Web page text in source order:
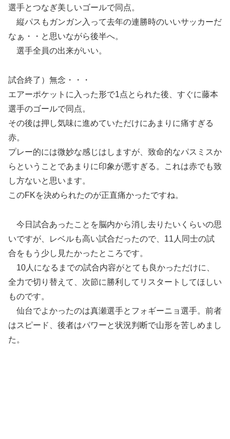
選手とつなぎ美しいゴールで同点。
縦パスもガンガン入って去年の連勝時のいいサッカーだ
なぁ・・と思いながら後半へ。
選手全員の出来がいい。
試合終了）無念・・・
エアーポケットに入った形で1点とられた後、すぐに藤本
選手のゴールで同点。
その後は押し気味に進めていただけにあまりに痛すぎる
赤。
プレー的には微妙な感じはしますが、致命的なパスミスか
らということであまりに印象が悪すぎる。これは赤でも致
し方ないと思います。
このFKを決められたのが正直痛かったですね。
今日試合あったことを脳内から消し去りたいくらいの思
いですが、レベルも高い試合だったので、11人同士の試
合をもう少し見たかったところです。
10人になるまでの試合内容がとても良かっただけに、
全力で切り替えて、次節に勝利してリスタートしてほしい
ものです。
仙台でよかったのは真瀬選手とフォギーニョ選手。前者
はスピード、後者はパワーと状況判断で山形を苦しめまし
た。